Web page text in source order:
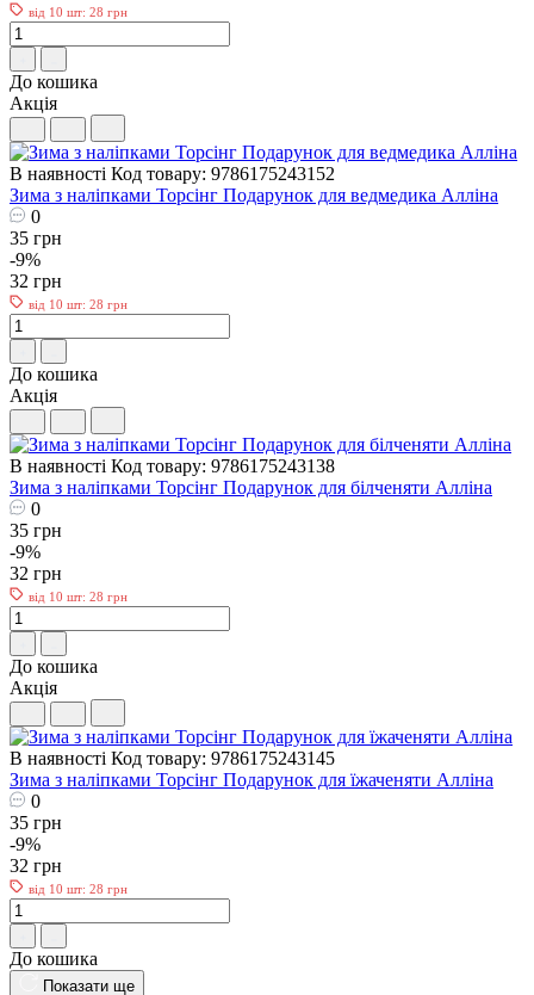
від 10 шт: 28 грн
До кошика
Акція
В наявності Код товару: 9786175243152
Зима з наліпками Торсiнг Подарунок для ведмедика Алліна
0
35 грн
-9%
32 грн
від 10 шт: 28 грн
До кошика
Акція
В наявності Код товару: 9786175243138
Зима з наліпками Торсiнг Подарунок для білченяти Алліна
0
35 грн
-9%
32 грн
від 10 шт: 28 грн
До кошика
Акція
В наявності Код товару: 9786175243145
Зима з наліпками Торсiнг Подарунок для їжаченяти Алліна
0
35 грн
-9%
32 грн
від 10 шт: 28 грн
До кошика
Показати ще